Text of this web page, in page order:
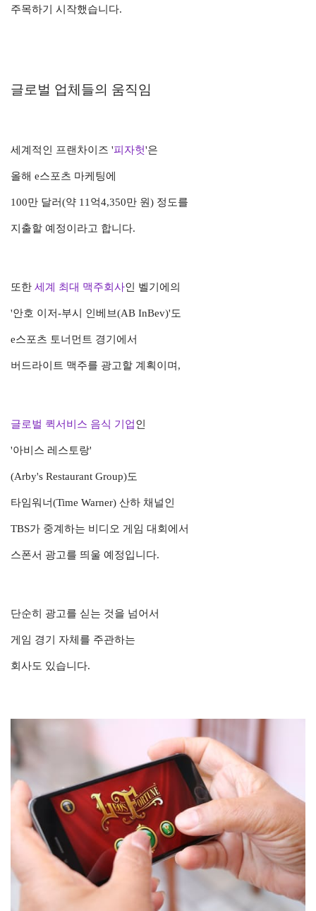
주목하기 시작했습니다.
글로벌 업체들의 움직임
세계적인 프랜차이즈 '피자헛'은
올해 e스포츠 마케팅에
100만 달러(약 11억4,350만 원) 정도를
지출할 예정이라고 합니다.
또한 세계 최대 맥주회사인 벨기에의
'안호 이저-부시 인베브(AB InBev)'도
e스포츠 토너먼트 경기에서
버드라이트 맥주를 광고할 계획이며,
글로벌 퀵서비스 음식 기업인
'아비스 레스토랑'
(Arby's Restaurant Group)도
타임워너(Time Warner) 산하 채널인
TBS가 중계하는 비디오 게임 대회에서
스폰서 광고를 띄울 예정입니다.
단순히 광고를 싣는 것을 넘어서
게임 경기 자체를 주관하는
회사도 있습니다.